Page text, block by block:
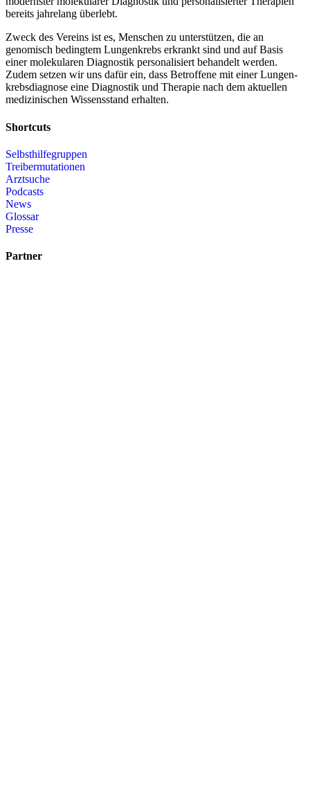
bereits jahrelang überlebt.
Zweck des Vereins ist es, Menschen zu unterstützen, die an
genomisch bedingtem Lungenkrebs erkrankt sind und auf Basis
einer molekularen Diagnostik personalisiert behandelt werden.
Zudem setzen wir uns dafür ein, dass Betroffene mit einer Lungen­
krebsdiagnose eine Diagnostik und Therapie nach dem aktuellen
medizinischen Wissensstand erhalten.
Shortcuts
Selbsthilfegruppen
Treibermutationen
Arztsuche
Podcasts
News
Glossar
Presse
Partner